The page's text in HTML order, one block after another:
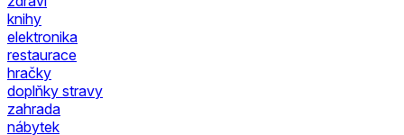
knihy
elektronika
restaurace
hračky
doplňky stravy
zahrada
nábytek